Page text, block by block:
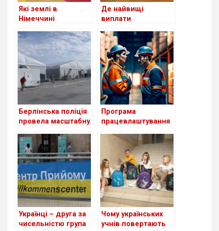
Які землі в
Німеччині
біженців із України
станом на сьогодні
Де найвищі
виплати
біженцям серед
країн Європи?
Берлінська поліція
провела масштабну
для біженців з
України
Програма
працевлаштування
Німеччині поки
неефективна
Українці – друга за
чисельністю група
Чому українських
учнів повертають